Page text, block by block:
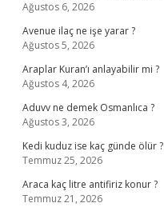
Ağustos 6, 2026
Avenue ilaç ne işe yarar ?
Ağustos 5, 2026
Araplar Kuran’ı anlayabilir mi ?
Ağustos 4, 2026
Aduvv ne demek Osmanlıca ?
Ağustos 3, 2026
Kedi kuduz ise kaç günde ölür ?
Temmuz 25, 2026
Araca kaç litre antifiriz konur ?
Temmuz 21, 2026